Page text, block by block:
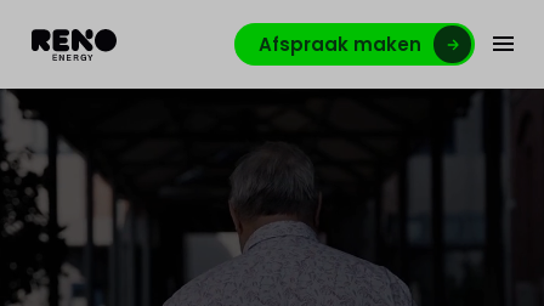
Afspraak maken